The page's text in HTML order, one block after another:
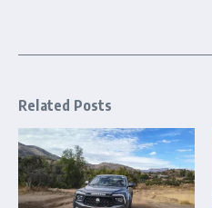
Related Posts